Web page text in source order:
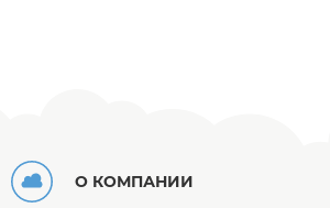
О КОМПАНИИ